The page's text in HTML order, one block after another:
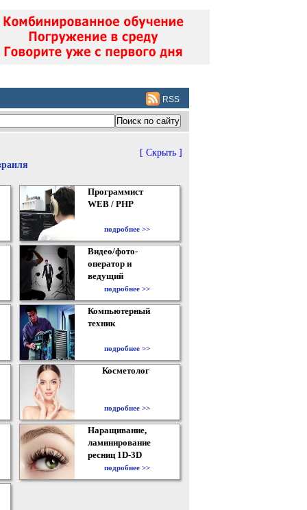
RSS
[ Скрыть ]
Программист
WEB / PHP
подробнее >>
Видео/фото-
оператор и
ведущий
подробнее >>
Компьютерный
техник
подробнее >>
Косметолог
подробнее >>
Наращивание,
ламинирование
ресниц 1D-3D
подробнее >>